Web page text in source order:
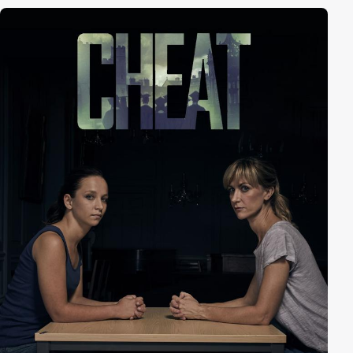
lebt ein Eingeborenenstamm, der einen riesigen
Gorilla, "King Kong", anbetet und ihm von Zeit zu Zeit
Menschen opfert. Die Eingeborenen sind so von Ann
beeindruckt, dass sie das nächste Opfer sein soll...